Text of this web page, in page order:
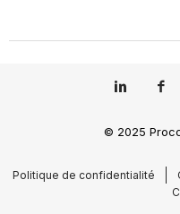
© 2025
Politique de confidentialité